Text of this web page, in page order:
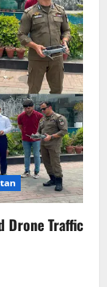
Drone Traffic